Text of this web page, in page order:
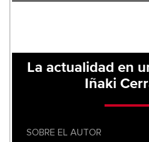
La actualidad en
Iñaki
SOBRE EL AUTOR